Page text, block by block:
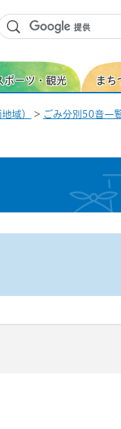
ポーツ・観光 まち
域） > ごみ分別50音一